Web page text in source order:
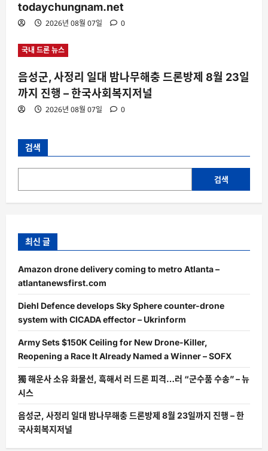
todaychungnam.net
2026년 08월 07일 0
국내 드론 뉴스
음성군, 사정리 일대 밤나무해충 드론방제 8월 23일
까지 진행 – 한국사회복지저널
2026년 08월 07일 0
검색
검색
최신 글
Amazon drone delivery coming to metro Atlanta –
atlantanewsfirst.com
Diehl Defence develops Sky Sphere counter-drone
system with CICADA effector – Ukrinform
Army Sets $150K Ceiling for New Drone-Killer,
Reopening a Race It Already Named a Winner – SOFX
獨 해운사 소유 화물선, 흑해서 러 드론 피격…러 “군수품 수송” – 뉴
시스
음성군, 사정리 일대 밤나무해충 드론방제 8월 23일까지 진행 – 한
국사회복지저널